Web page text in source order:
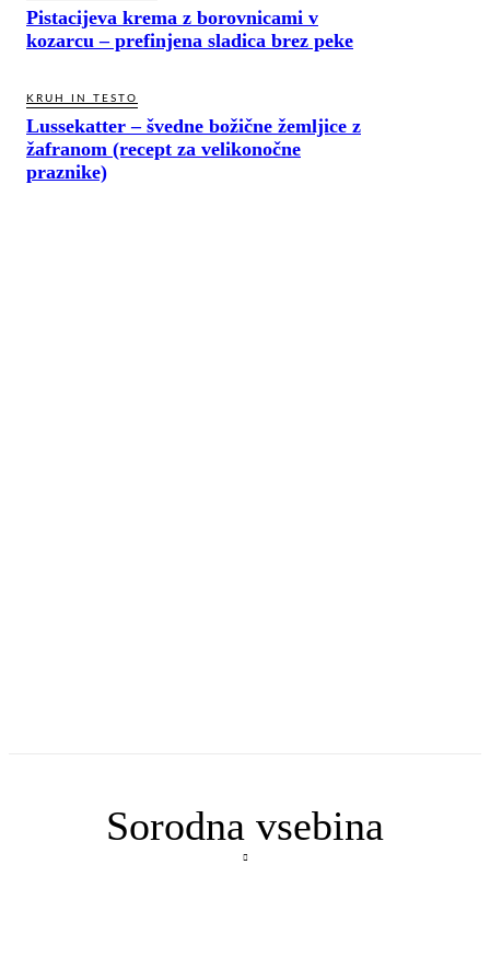
Pistacijeva krema z borovnicami v
kozarcu – prefinjena sladica brez peke
KRUH IN TESTO
Lussekatter – švedne božične žemljice z
žafranom (recept za velikonočne
praznike)
Sorodna vsebina